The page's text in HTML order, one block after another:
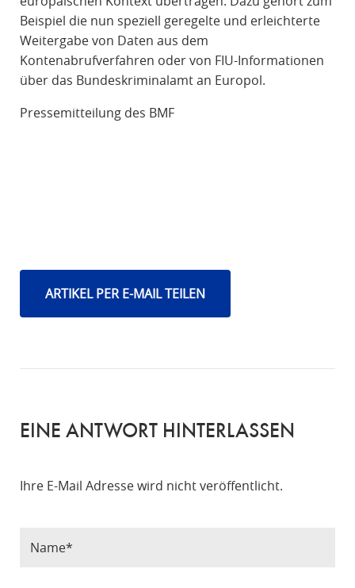
Beispiel die nun speziell geregelte und erleichterte
Weitergabe von Daten aus dem
Kontenabrufverfahren oder von FIU-Informationen
über das Bundeskriminalamt an Europol.
Pressemitteilung des BMF
ARTIKEL PER E-MAIL TEILEN
EINE ANTWORT HINTERLASSEN
Ihre E-Mail Adresse wird nicht veröffentlicht.